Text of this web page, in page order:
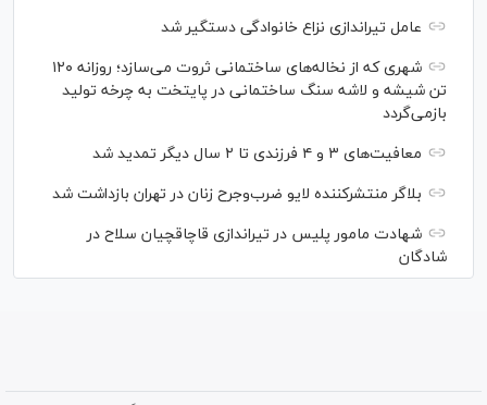
عامل تیراندازی نزاع خانوادگی دستگیر شد
شهری که از نخاله‌های ساختمانی ثروت می‌سازد؛ روزانه ۱۲۰
تن شیشه و لاشه سنگ ساختمانی در پایتخت به چرخه تولید
بازمی‌گردد
معافیت‌های ۳ و ۴ فرزندی تا ۲ سال دیگر تمدید شد
بلاگر منتشرکننده لایو ضرب‌وجرح زنان در تهران بازداشت شد
شهادت مامور پلیس در تیراندازی قاچاقچیان سلاح در
شادگان